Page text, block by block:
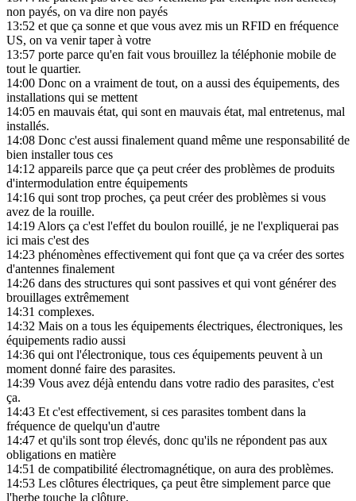
non payés, on va dire non payés
13:52 et que ça sonne et que vous avez mis un RFID en fréquence
US, on va venir taper à votre
13:57 porte parce qu'en fait vous brouillez la téléphonie mobile de
tout le quartier.
14:00 Donc on a vraiment de tout, on a aussi des équipements, des
installations qui se mettent
14:05 en mauvais état, qui sont en mauvais état, mal entretenus, mal
installés.
14:08 Donc c'est aussi finalement quand même une responsabilité de
bien installer tous ces
14:12 appareils parce que ça peut créer des problèmes de produits
d'intermodulation entre équipements
14:16 qui sont trop proches, ça peut créer des problèmes si vous
avez de la rouille.
14:19Alors ça c'est l'effet du boulon rouillé, je ne l'expliquerai pas
ici mais c'est des
14:23 phénomènes effectivement qui font que ça va créer des sortes
d'antennes finalement
14:26 dans des structures qui sont passives et qui vont générer des
brouillages extrêmement
14:31 complexes.
14:32 Mais on a tous les équipements électriques, électroniques, les
équipements radio aussi
14:36 qui ont l'électronique, tous ces équipements peuvent à un
moment donné faire des parasites.
14:39 Vous avez déjà entendu dans votre radio des parasites, c'est
ça.
14:43 Et c'est effectivement, si ces parasites tombent dans la
fréquence de quelqu'un d'autre
14:47 et qu'ils sont trop élevés, donc qu'ils ne répondent pas aux
obligations en matière
14:51 de compatibilité électromagnétique, on aura des problèmes.
14:53 Les clôtures électriques, ça peut être simplement parce que
l'herbe touche la clôture.